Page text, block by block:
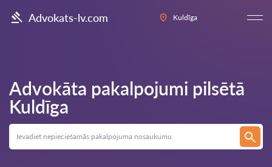
Advokats-lv.com Kuldīga
Advokāta pakalpojumi pilsētā
Kuldīga